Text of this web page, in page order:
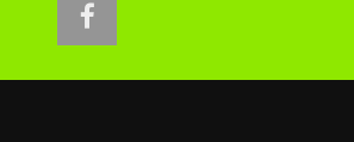
facebook